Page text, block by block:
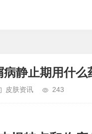
静止期用什么
皮肤资讯 243